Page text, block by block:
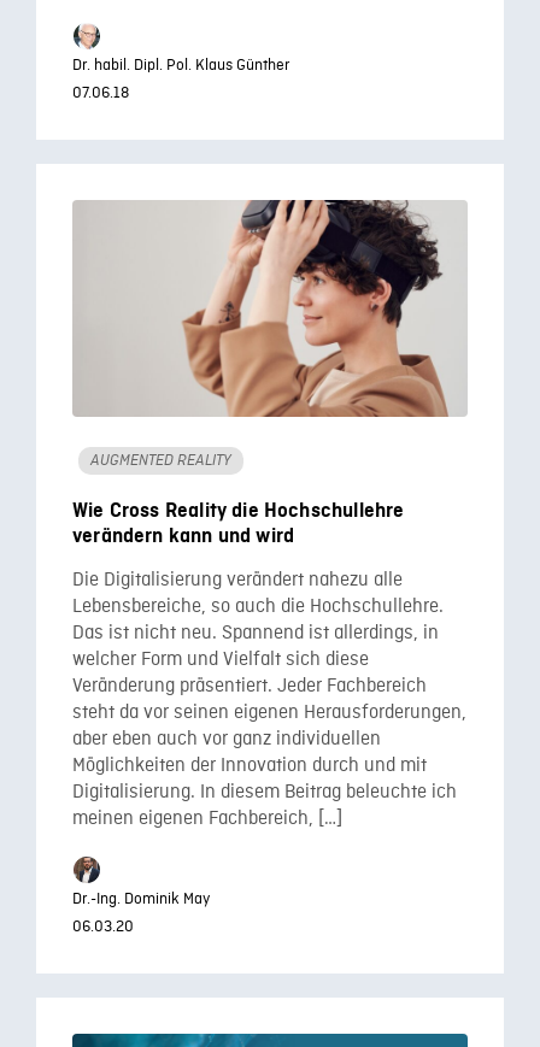
Dr. habil. Dipl. Pol. Klaus Günther
07.06.18
AUGMENTED REALITY
Wie Cross Reality die Hochschullehre
verändern kann und wird
Die Digitalisierung verändert nahezu alle
Lebensbereiche, so auch die Hochschullehre.
Das ist nicht neu. Spannend ist allerdings, in
welcher Form und Vielfalt sich diese
Veränderung präsentiert. Jeder Fachbereich
steht da vor seinen eigenen Herausforderungen,
aber eben auch vor ganz individuellen
Möglichkeiten der Innovation durch und mit
Digitalisierung. In diesem Beitrag beleuchte ich
meinen eigenen Fachbereich, […]
Dr.-Ing. Dominik May
06.03.20